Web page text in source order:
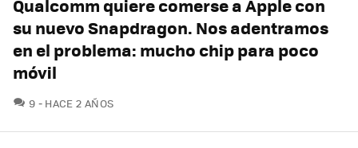
su nuevo Snapdragon. Nos adentramos
en el problema: mucho chip para poco
móvil
9 COMENTARIOS
HACE 2 AÑOS